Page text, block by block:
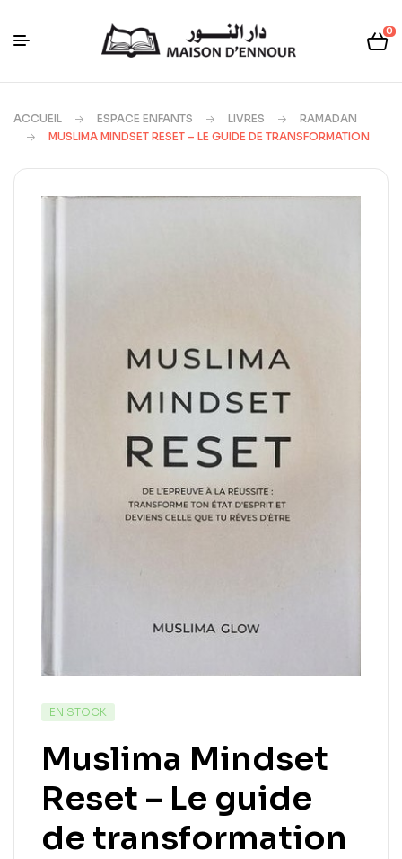
0
ACCUEIL ESPACE ENFANTS LIVRES
RAMADAN
MUSLIMA MINDSET RESET – LE GUIDE DE TRANSFORMATION
EN STOCK
Muslima Mindset
Reset – Le guide
de transformation